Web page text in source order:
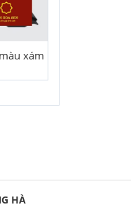
xám
HÀ